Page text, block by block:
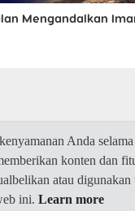
Mengandalkan
Anda
konten dan
atau
ini. Learn more